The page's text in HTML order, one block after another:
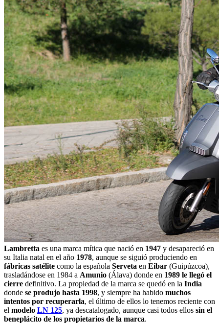
Lambretta es una marca mítica que nació en 1947 y desapareció en
su Italia natal en el año 1978, aunque se siguió produciendo en
fábricas satélite como la española Serveta en Eibar (Guipúzcoa),
trasladándose en 1984 a Amunio (Álava) donde en 1989 le llegó el
cierre definitivo. La propiedad de la marca se quedó en la India
donde se produjo hasta 1998, y siempre ha habido muchos
intentos por recuperarla, el último de ellos lo tenemos reciente con
el modelo LN 125, ya descatalogado, aunque casi todos ellos sin el
beneplácito de los propietarios de la marca.